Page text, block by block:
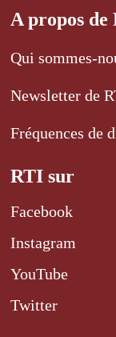
A propos de
Qui sommes-
Newsletter de
Fréquences de
RTI sur
Facebook
Instagram
YouTube
Twitter